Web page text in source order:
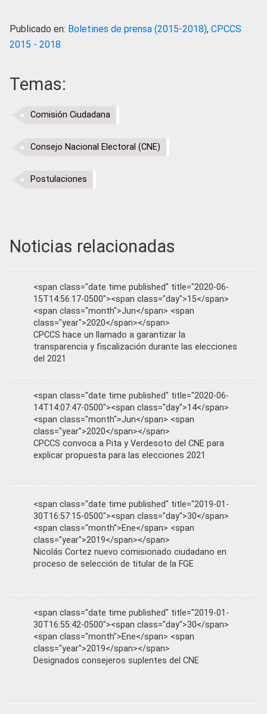
Publicado en: Boletines de prensa (2015-2018), CPCCS
2015 - 2018
Temas:
Comisión Ciudadana
Consejo Nacional Electoral (CNE)
Postulaciones
Noticias relacionadas
<span class="date time published" title="2020-06-
15T14:56:17-0500"><span class="day">15</span>
<span class="month">Jun</span> <span
class="year">2020</span></span>
CPCCS hace un llamado a garantizar la
transparencia y fiscalización durante las elecciones
del 2021
<span class="date time published" title="2020-06-
14T14:07:47-0500"><span class="day">14</span>
<span class="month">Jun</span> <span
class="year">2020</span></span>
CPCCS convoca a Pita y Verdesoto del CNE para
explicar propuesta para las elecciones 2021
<span class="date time published" title="2019-01-
30T16:57:15-0500"><span class="day">30</span>
<span class="month">Ene</span> <span
class="year">2019</span></span>
Nicolás Cortez nuevo comisionado ciudadano en
proceso de selección de titular de la FGE
<span class="date time published" title="2019-01-
30T16:55:42-0500"><span class="day">30</span>
<span class="month">Ene</span> <span
class="year">2019</span></span>
Designados consejeros suplentes del CNE